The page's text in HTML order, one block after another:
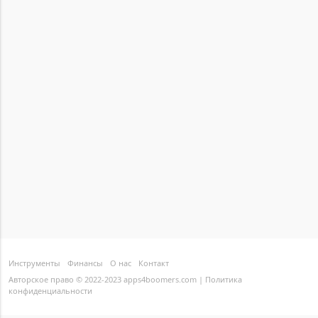
Инструменты Финансы О нас
Контакт
Авторское право © 2022-2023 apps4boomers.com | Политика
конфиденциальности